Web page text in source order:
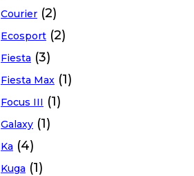
Courier (2)
Ecosport (2)
Fiesta (3)
Fiesta Max (1)
Focus III (1)
Galaxy (1)
Ka (4)
Kuga (1)